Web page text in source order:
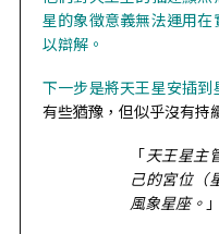
星的象徵意義無法運用
以辯解。
下一步是將天王星安插
有些猶豫，但似乎沒有持
「天王星主
己的宮位（
風象星座。 」